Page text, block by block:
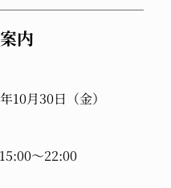
内
10月30日（金）
～22:00